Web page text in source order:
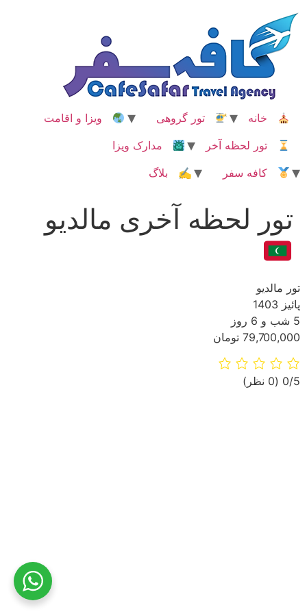
محتوا
خانه تور گروهی
ویزا و اقامت
تور لحظه آخر
مدارک ویزا
کافه سفر
✍ بلاگ
تور لحظه آخری مالدیو
تور مالدیو
پائیز 1403
5 شب و 6 روز
79,700,000 تومان
‫0/5 ‫(0 نظر)